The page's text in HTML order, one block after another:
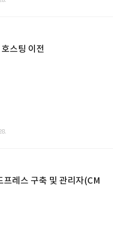
스팅 이전
레스 구축 및 관리자(CM